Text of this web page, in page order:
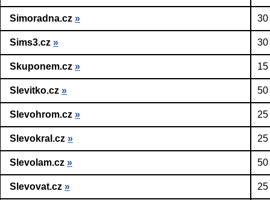
Simoradna.cz » 30
Sims3.cz » 30
Skuponem.cz »
Slevitko.cz » 50
Slevohrom.cz »
Slevokral.cz »
Slevolam.cz » 50
Slevovat.cz »